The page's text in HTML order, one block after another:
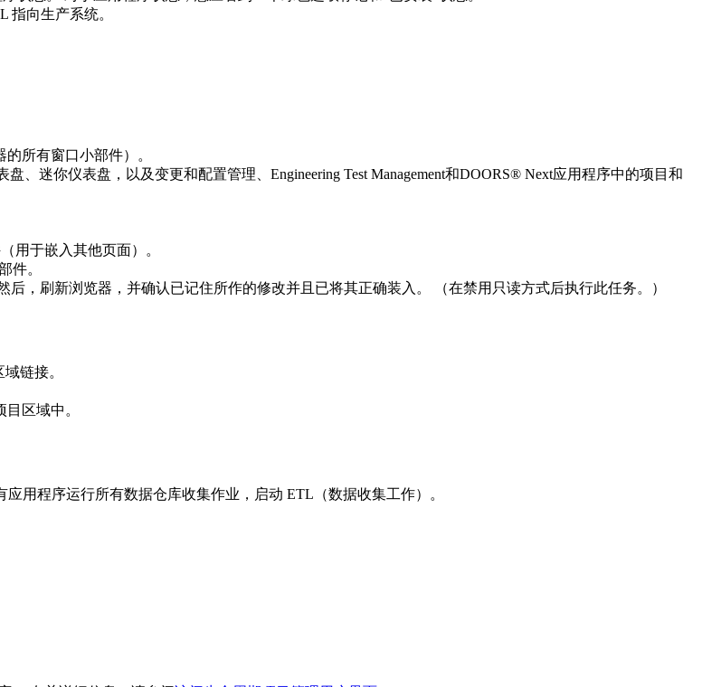
指向生产系统。
所有窗口小部件）。
盘、迷你仪表盘，以及变更和配置管理、 Engineering Test Management和DOORS® Next应用程序中的项目和
用于嵌入其他页面）。
件。
后，刷新浏览器，并确认已记住所作的修改并且已将其正确装入。 （在禁用只读方式后执行此任务。）
链接。
区域中。
应用程序运行所有数据仓库收集作业 ，启动 ETL（数据收集工作）。